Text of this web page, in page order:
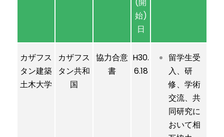
(開
始)
日
カザフス
タン建築
土木大学
カザフス
タン共和
国
協力合意
書
H30.
6.18
留学生受
入、研
修、学術
交流、共
同研究に
おいて相